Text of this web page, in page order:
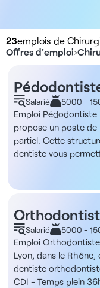
23emplois de
Offres d'emploi›
Salarié 5000 -
Emploi Pédodontiste
propose un poste
partiel. Cette
dentiste vous
pratique en alliant
partage de
avec un plateau
d’optimiser le suivi
- Statut salarié en
Rémunération
qualifiée et dédiée
bien mutualisée-
(taux d'acceptation
Salarié 5000 -
Emploi
Lyon, dans le
dentiste
CDI - Temps plein